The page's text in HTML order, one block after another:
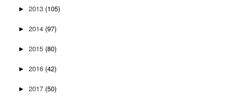
► 2013 (105)
► 2014 (97)
► 2015 (80)
► 2016 (42)
► 2017 (50)